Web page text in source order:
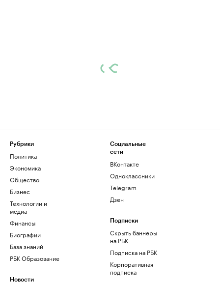
Рубрики
Политика
Экономика
Общество
Бизнес
Технологии и
медиа
Финансы
Биографии
База знаний
РБК Образование
Новости
Социальные
сети
ВКонтакте
Одноклассники
Telegram
Дзен
Подписки
Скрыть баннеры
на РБК
Подписка на РБК
Корпоративная
подписка